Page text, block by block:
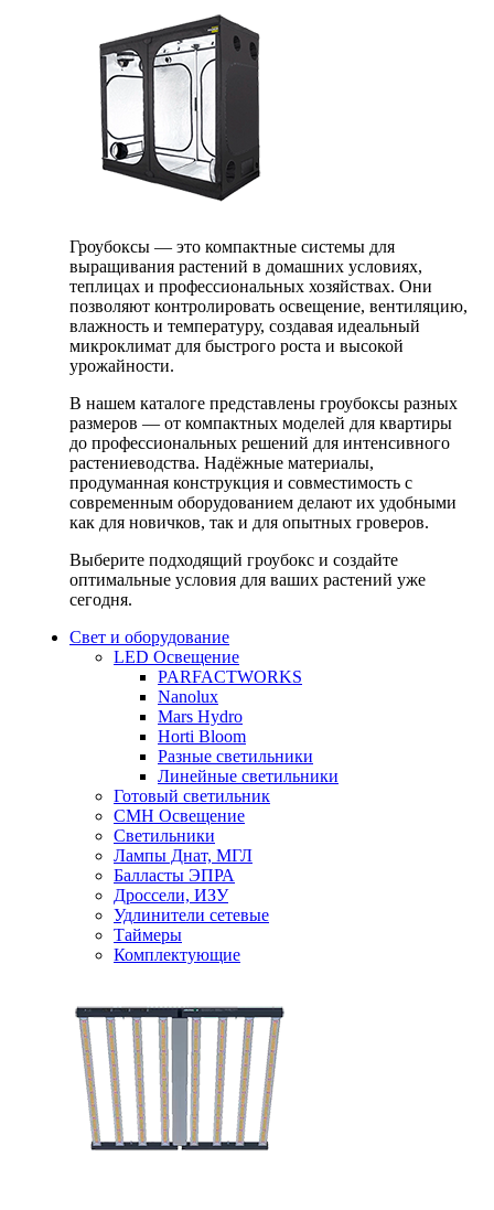
Гроубоксы — это компактные системы для
выращивания растений в домашних условиях,
теплицах и профессиональных хозяйствах. Они
позволяют контролировать освещение, вентиляцию,
влажность и температуру, создавая идеальный
микроклимат для быстрого роста и высокой
урожайности.
В нашем каталоге представлены гроубоксы разных
размеров — от компактных моделей для квартиры
до профессиональных решений для интенсивного
растениеводства. Надёжные материалы,
продуманная конструкция и совместимость с
современным оборудованием делают их удобными
как для новичков, так и для опытных гроверов.
Выберите подходящий гроубокс и создайте
оптимальные условия для ваших растений уже
сегодня.
Свет и оборудование
LED Освещение
PARFACTWORKS
Nanolux
Mars Hydro
Horti Bloom
Разные светильники
Линейные светильники
Готовый светильник
CMH Освещение
Светильники
Лампы Днат, МГЛ
Балласты ЭПРА
Дроссели, ИЗУ
Удлинители сетевые
Таймеры
Комплектующие